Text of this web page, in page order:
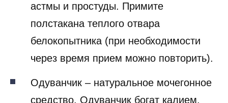
астмы и простуды. Примите
полстакана теплого отвара
белокопытника (при необходимости
через время прием можно повторить).
Одуванчик – натуральное мочегонное
средство. Одуванчик богат калием,